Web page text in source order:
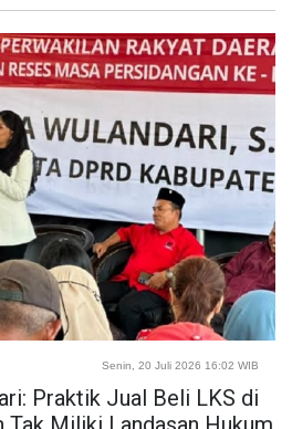
Senin, 20 Juli 2026 16:02 WIB
Praktik Jual Beli LKS di